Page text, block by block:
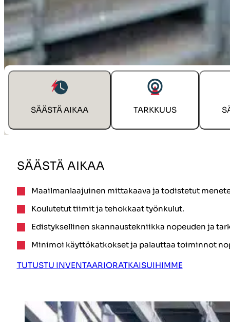
ANNA MEIDÄN RATKAISTA
SÄÄSTÄ AIKAA TARKKUUS
SÄÄSTÄ AIKAA
Maailmanlaajuinen mittakaava ja todistetut
Koulutetut tiimit ja tehokkaat työnkulut.
Edistyksellinen skannaustekniikka nopeuden ja
Minimoi käyttökatkokset ja palauttaa toiminnot
TUTUSTU INVENTAARIORATKAISUIHIMME